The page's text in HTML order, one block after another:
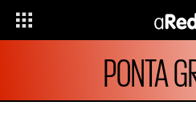
PONTA